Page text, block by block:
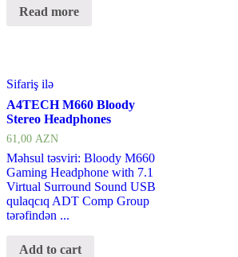
Read more
Sifariş ilə
A4TECH M660 Bloody
Stereo Headphones
61,00 AZN
Məhsul təsviri: Bloody M660
Gaming Headphone with 7.1
Virtual Surround Sound USB
qulaqcıq ADT Comp Group
tərəfindən ...
Add to cart